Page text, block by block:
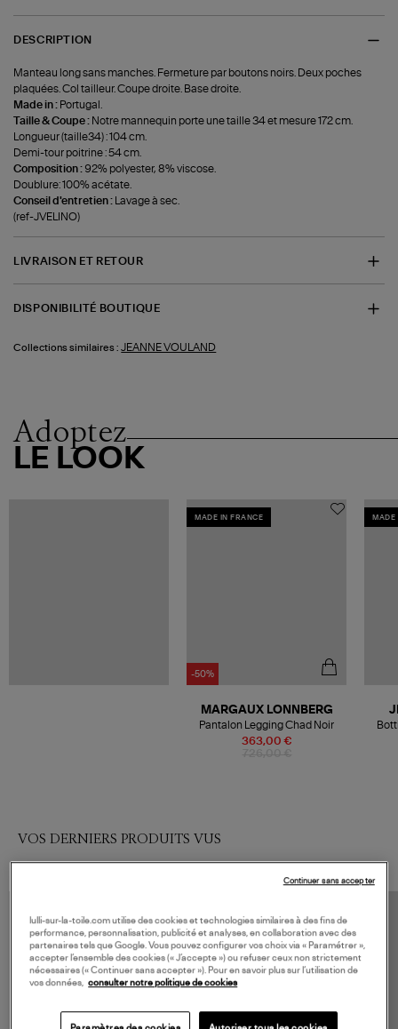
DESCRIPTION
Manteau long sans manches. Fermeture par boutons noirs. Deux poches
plaquées. Col tailleur. Coupe droite. Base droite.
Made in : Portugal.
Taille & Coupe : Notre mannequin porte une taille 34 et mesure 172 cm.
Longueur (taille34) : 104 cm.
Demi-tour poitrine : 54 cm.
Composition : 92% polyester, 8% viscose.
Doublure: 100% acétate.
Conseil d'entretien :
Lavage à sec.
(ref-JVELINO)
LIVRAISON ET RETOUR
DISPONIBILITÉ BOUTIQUE
Collections similaires : JEANNE VOULAND
Adoptez
LE LOOK
MADE IN FRANCE
-50%
363,00 €
MARGAUX LONNBERG
Pantalon Legging Chad Noir
MADE
VOS DERNIERS PRODUITS VUS
lulli-sur-la-toile.com utilise des cookies et technologies similaires à des fins de
performance, personnalisation, publicité et analyses, en collaboration avec des
partenaires tels que Google. Vous pouvez configurer vos choix via « Paramétrer »,
accepter l’ensemble des cookies (« J’accepte ») ou refuser ceux non strictement
nécessaires (« Continuer sans accepter »). Pour en savoir plus sur l’utilisation de
vos données,
consulter notre politique de cookies
Continuer sans accepter